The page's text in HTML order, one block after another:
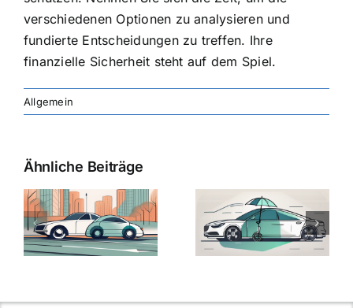
verschiedenen Optionen zu analysieren und
fundierte Entscheidungen zu treffen. Ihre
finanzielle Sicherheit steht auf dem Spiel.
Allgemein
Ähnliche Beiträge